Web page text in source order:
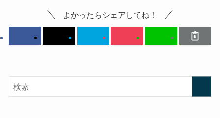
よかったらシェアしてね！